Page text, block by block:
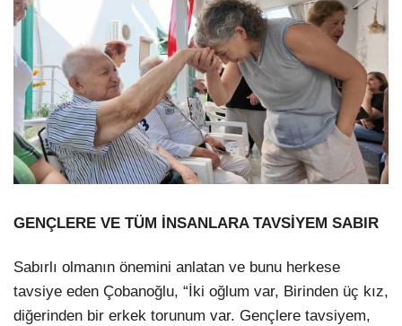
GENÇLERE VE TÜM İNSANLARA TAVSİYEM SABIR
Sabırlı olmanın önemini anlatan ve bunu herkese
tavsiye eden Çobanoğlu, “İki oğlum var, Birinden üç kız,
diğerinden bir erkek torunum var. Gençlere tavsiyem,